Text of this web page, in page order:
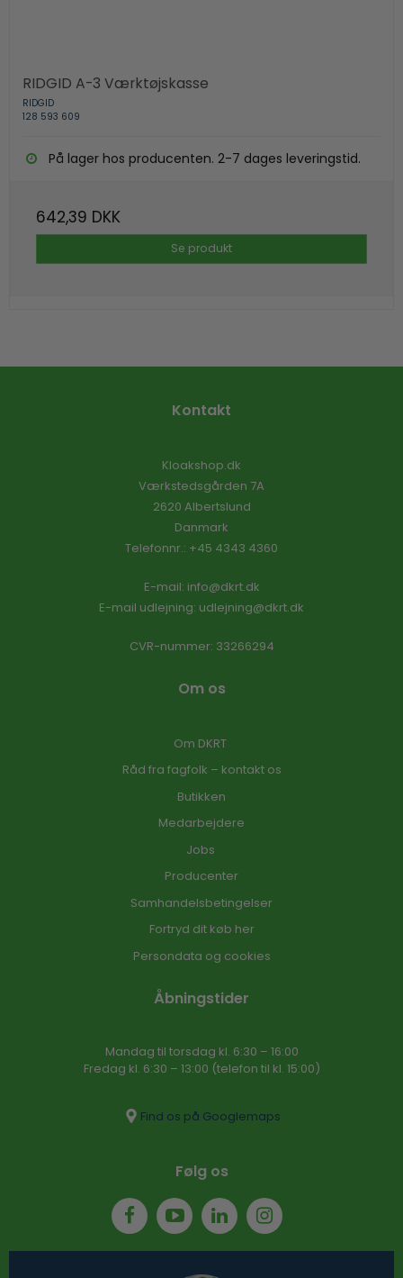
RIDGID A-3 Værktøjskasse
RIDGID
128 593 609
På lager hos producenten. 2-7 dages leveringstid.
642,39 DKK
Se produkt
Kontakt
Kloakshop.dk
Værkstedsgården 7A
2620 Albertslund
Danmark
Telefonnr.: +45 4343 4360
E-mail: info@dkrt.dk
E-mail udlejning: udlejning@dkrt.dk
CVR-nummer: 33266294
Om os
Om DKRT
Råd fra fagfolk – kontakt os
Butikken
Medarbejdere
Jobs
Producenter
Samhandelsbetingelser
Fortryd dit køb her
Persondata og cookies
Åbningstider
Mandag til torsdag kl. 6:30 – 16​:00
Fredag kl. 6:30 – 13:00 (telefon til kl. 15:00)​
Find os på Googlemaps
Følg os